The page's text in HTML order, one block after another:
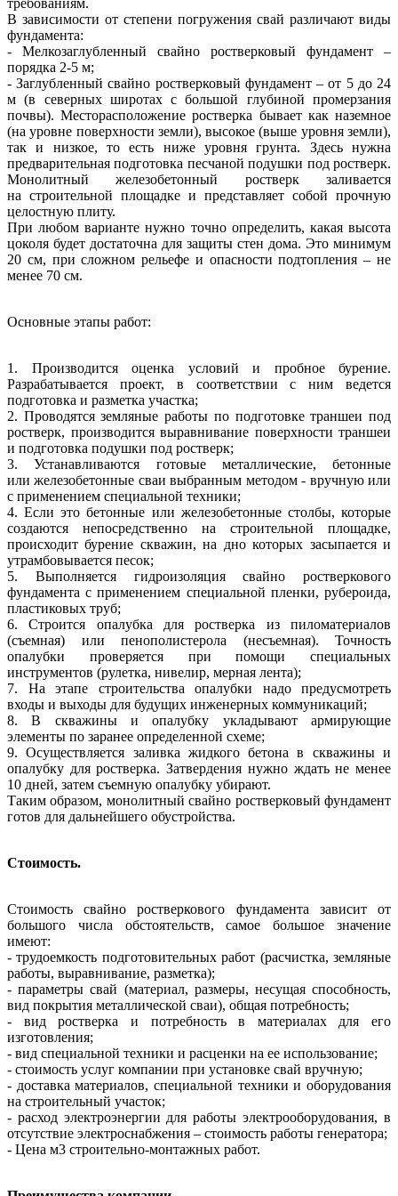
В зависимости от степени погружения свай различают виды
фундамента:
- Мелкозаглубленный свайно ростверковый фундамент –
порядка 2-5 м;
- Заглубленный свайно ростверковый фундамент – от 5 до 24
м (в северных широтах с большой глубиной промерзания
почвы).Месторасположение ростверка бывает как наземное
(на уровне поверхности земли), высокое (выше уровня земли),
так и низкое, то есть ниже уровнягрунта. Здесь нужна
предварительная подготовка песчаной подушки под ростверк.
Монолитный железобетонный ростверк заливается
на строительной площадке и представляет собой прочную
целостную плиту.
При любом варианте нужно точно определить, какая высота
цоколя будет достаточна для защиты стен дома. Это минимум
20 см, при сложном рельефе и опасности подтопления – не
менее 70 см.
Основные этапы работ:
1. Производится оценка условий и пробное бурение.
Разрабатывается проект, в соответствии с ним ведется
подготовка и разметка участка;
2. Проводятся земляные работы по подготовке траншеи под
ростверк, производится выравнивание поверхности траншеи
и подготовка подушки под ростверк;
3. Устанавливаются готовые металлические, бетонные
илижелезобетонные сваи выбранным методом - вручную или
с применением специальной техники;
4. Если это бетонные или железобетонные столбы, которые
создаются непосредственно на строительной площадке,
происходит бурение скважин,на дно которых засыпается и
утрамбовывается песок;
5. Выполняется гидроизоляция свайно ростверкового
фундамента сприменением специальной пленки, рубероида,
пластиковых труб;
6. Строится опалубка для ростверка из пиломатериалов
(съемная) или пенополистерола (несъемная). Точность
опалубки проверяется при помощи специальных
инструментов (рулетка, нивелир, мерная лента);
7. На этапе строительства опалубки надо предусмотреть
входы и выходы для будущих инженерных коммуникаций;
8. В скважины и опалубку укладывают армирующие
элементы по заранее определенной схеме;
9. Осуществляется заливка жидкого бетона в скважины и
опалубку дляростверка. Затвердения нужно ждать не менее
10 дней, затем съемную опалубку убирают.
Таким образом, монолитный свайно ростверковый фундамент
готов для дальнейшего обустройства.
Стоимость.
Стоимость свайно ростверкового фундамента зависит от
большого числа обстоятельств, самое большое значение
имеют:
- трудоемкость подготовительных работ (расчистка, земляные
работы, выравнивание, разметка);
- параметры свай (материал, размеры, несущая способность,
вид покрытия металлической сваи), общая потребность;
- вид ростверка и потребность в материалах для его
изготовления;
- вид специальной техники и расценки на ее использование;
- стоимость услуг компании при установке свай вручную;
- доставка материалов, специальной техники и оборудования
на строительный участок;
- расход электроэнергии для работы электрооборудования, в
отсутствие электроснабжения – стоимость работы генератора;
- Цена м3 строительно-монтажных работ.